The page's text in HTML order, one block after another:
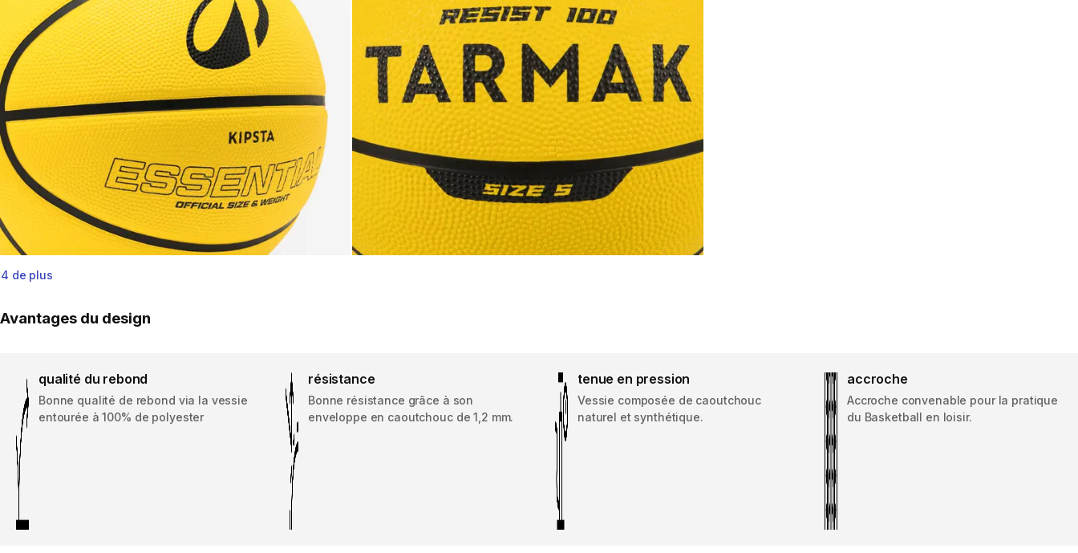
4 de plus
Avantages du design
qualité du rebond
Bonne qualité de rebond via la vessie
entourée à 100% de polyester
résistance
Bonne résistance grâce à son
enveloppe en caoutchouc de 1,2 mm.
tenue en pression
Vessie composée de caoutchouc
naturel et synthétique.
accroche
Accroche convenable pour la pratique
du Basketball en loisir.